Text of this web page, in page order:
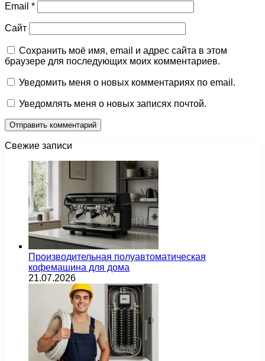
Email *
Сайт
Сохранить моё имя, email и адрес сайта в этом
браузере для последующих моих комментариев.
Уведомить меня о новых комментариях по email.
Уведомлять меня о новых записях почтой.
Свежие записи
Производительная полуавтоматическая
кофемашина для дома
21.07.2026